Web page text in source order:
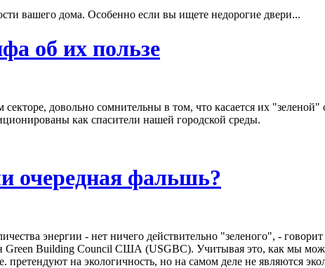
вашего дома. Особенно если вы ищете недорогие двери...
об их пользе
довольно сомнительны в том, что касается их
как спасители нашей городской среды.
очередная фальшь?
энергии - нет ничего действительно "зеленого", -
Building Council США (USGBC). Учитывая это, как мы
на экологичность, но на самом деле не являются